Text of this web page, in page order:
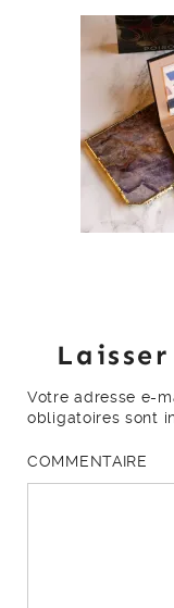
Votre adresse e-
obligatoires sont
COMMENTAIRE